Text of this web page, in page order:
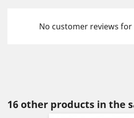
No customer reviews
16 other products in the